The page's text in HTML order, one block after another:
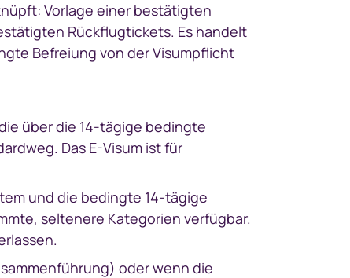
Vorlage einer bestätigten
Rückflugtickets. Es handelt
Befreiung von der Visumpflicht
über die 14-tägige bedingte
Das E-Visum ist für
und die bedingte 14-tägige
seltenere Kategorien verfügbar.
oder wenn die